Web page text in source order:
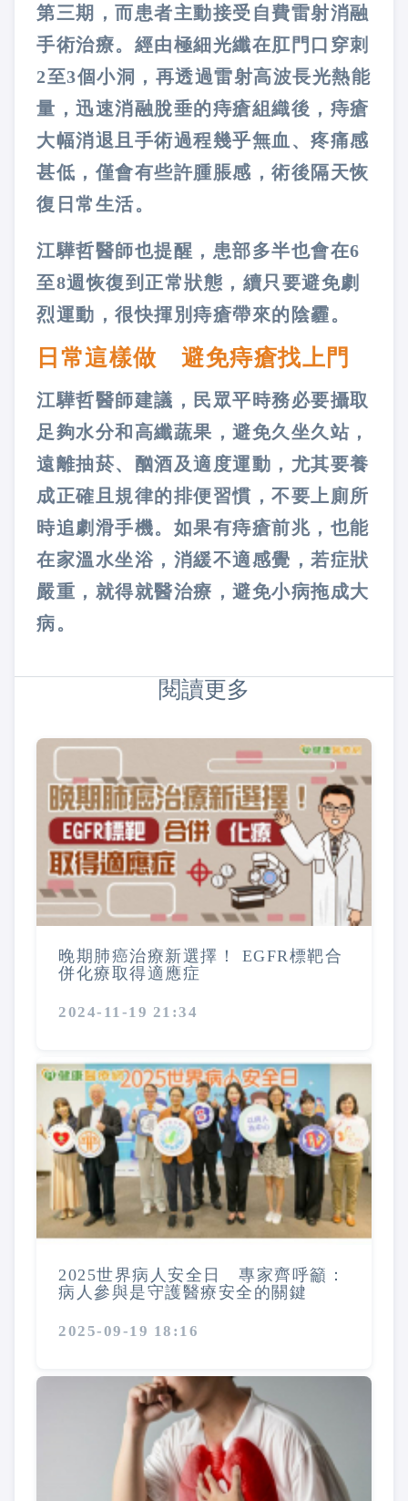
第三期，而患者主動接受自費雷射消融
手術治療。經由極細光纖在肛門口穿刺
2至3個小洞，再透過雷射高波長光熱能
量，迅速消融脫垂的痔瘡組織後，痔瘡
大幅消退且手術過程幾乎無血、疼痛感
甚低，僅會有些許腫脹感，術後隔天恢
復日常生活。
江驊哲醫師也提醒，患部多半也會在6
至8週恢復到正常狀態，續只要避免劇
烈運動，很快揮別痔瘡帶來的陰霾。
日常這樣做 避免痔瘡找上門
江驊哲醫師建議，民眾平時務必要攝取
足夠水分和高纖蔬果，避免久坐久站，
遠離抽菸、酗酒及適度運動，尤其要養
成正確且規律的排便習慣，不要上廁所
時追劇滑手機。如果有痔瘡前兆，也能
在家溫水坐浴，消緩不適感覺，若症狀
嚴重，就得就醫治療，避免小病拖成大
病。
閱讀更多
晚期肺癌治療新選擇！ EGFR標靶合
併化療取得適應症
2024-11-19 21:34
2025世界病人安全日 專家齊呼籲：
病人參與是守護醫療安全的關鍵
2025-09-19 18:16